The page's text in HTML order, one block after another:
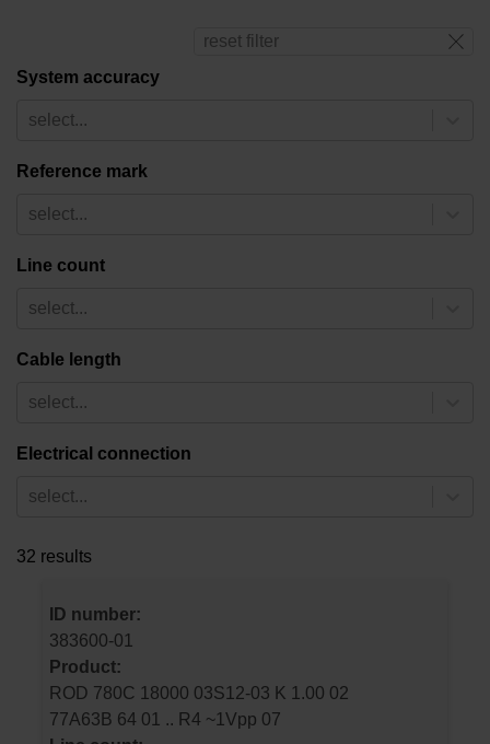
reset filter
System accuracy
select...
Reference mark
select...
Line count
select...
Cable length
select...
Electrical connection
select...
32 results
ID number:
383600-01
Product:
ROD 780C 18000 03S12-03 K 1.00 02
77A63B 64 01 .. R4 ~1Vpp 07